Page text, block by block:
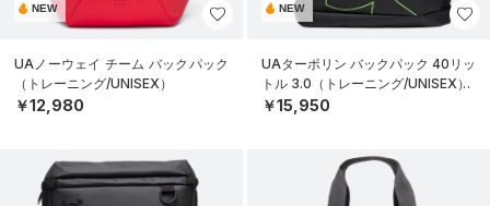
NEW
UAノーウェイ チーム バックパック
（トレーニング/UNISEX）
￥12,980
NEW
UAターポリン バックパック 40リッ
トル 3.0（トレーニング/UNISEX）
￥15,950